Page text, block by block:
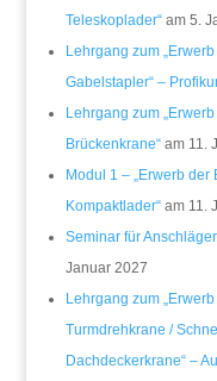
Teleskoplader“am 5.
Lehrgang zum
Gabelstapler“ –
Lehrgang zum
Brückenkrane“am 11.
Modul 1 – „Erwerb
Kompaktlader“am 11.
Seminar für
Januar 2027
Lehrgang zum
Turmdrehkrane /
Dachdeckerkrane“ –